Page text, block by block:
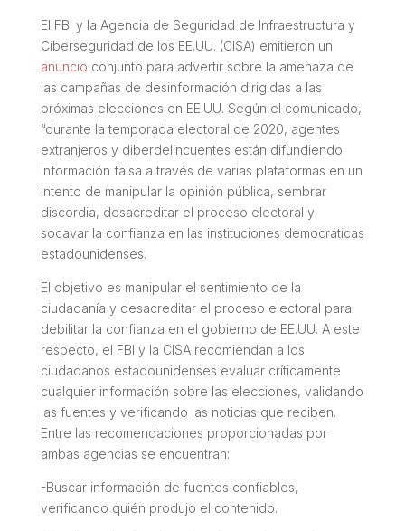
El FBI y la Agencia de Seguridad de Infraestructura y
Ciberseguridad de los EE.UU. (CISA) emitieron un
anuncio conjunto para advertir sobre la amenaza de
las campañas de desinformación dirigidas a las
próximas elecciones en EE.UU. Según el comunicado,
“durante la temporada electoral de 2020, agentes
extranjeros y diberdelincuentes están difundiendo
información falsa a través de varias plataformas en un
intento de manipular la opinión pública, sembrar
discordia, desacreditar el proceso electoral y
socavar la confianza en las instituciones democráticas
estadounidenses.
El objetivo es manipular el sentimiento de la
ciudadanía y desacreditar el proceso electoral para
debilitar la confianza en el gobierno de EE.UU. A este
respecto, el FBI y la CISA recomiendan a los
ciudadanos estadounidenses evaluar críticamente
cualquier información sobre las elecciones, validando
las fuentes y verificando las noticias que reciben.
Entre las recomendaciones proporcionadas por
ambas agencias se encuentran:
-Buscar información de fuentes confiables,
verificando quién produjo el contenido.